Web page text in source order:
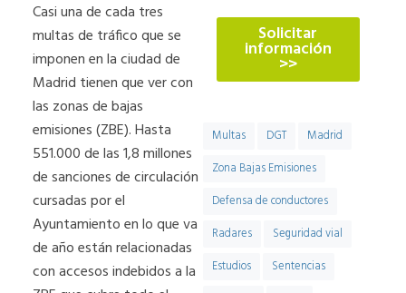
Casi una de cada tres
multas de tráfico que se
imponen en la ciudad de
Madrid tienen que ver con
las zonas de bajas
emisiones (ZBE). Hasta
551.000 de las 1,8 millones
de sanciones de circulación
cursadas por el
Ayuntamiento en lo que va
de año están relacionadas
con accesos indebidos a la
Solicitar
información
>>
Multas DGT
Madrid
Zona Bajas Emisiones
Defensa de conductores
Radares
Seguridad vial
Estudios
Sentencias